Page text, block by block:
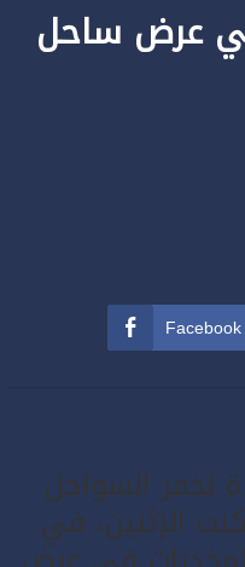
في عرض ساحل
Facebook
لخفر السواحل
الإثنين، في